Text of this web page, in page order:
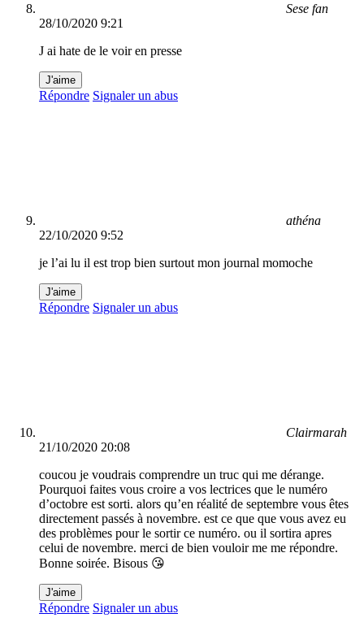
Sese fan
28/10/2020 9:21
J ai hate de le voir en presse
J'aime
Répondre Signaler un abus
athéna
22/10/2020 9:52
je l’ai lu il est trop bien surtout mon journal momoche
J'aime
Répondre Signaler un abus
Clairmarah
21/10/2020 20:08
coucou je voudrais comprendre un truc qui me dérange.
Pourquoi faites vous croire a vos lectrices que le numéro
d’octobre est sorti. alors qu’en réalité de septembre vous êtes
directement passés à novembre. est ce que que vous avez eu
des problèmes pour le sortir ce numéro. ou il sortira apres
celui de novembre. merci de bien vouloir me me répondre.
Bonne soirée. Bisous 😘
J'aime
Répondre Signaler un abus